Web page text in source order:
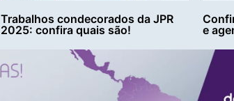
Trabalhos condecorados da JPR
2025: confira quais são!
e